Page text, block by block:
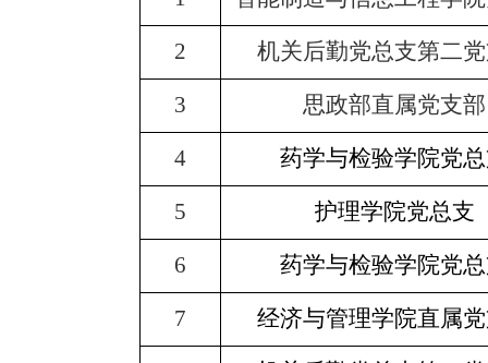
2 机关后勤党总支第二
3 思政部直属党支部
4 药学与检验学院党
5 护理学院党总支
6 药学与检验学院党
7 经济与管理学院直属